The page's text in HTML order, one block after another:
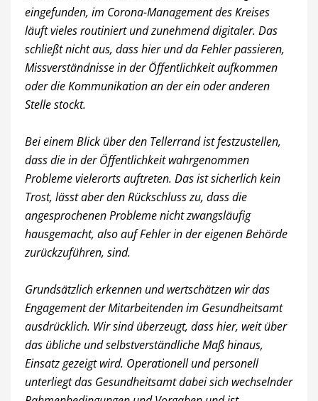
eingefunden, im Corona-Management des Kreises
läuft vieles routiniert und zunehmend digitaler. Das
schließt nicht aus, dass hier und da Fehler passieren,
Missverständnisse in der Öffentlichkeit aufkommen
oder die Kommunikation an der ein oder anderen
Stelle stockt.
Bei einem Blick über den Tellerrand ist festzustellen,
dass die in der Öffentlichkeit wahrgenommen
Probleme vielerorts auftreten. Das ist sicherlich kein
Trost, lässt aber den Rückschluss zu, dass die
angesprochenen Probleme nicht zwangsläufig
hausgemacht, also auf Fehler in der eigenen Behörde
zurückzuführen, sind.
Grundsätzlich erkennen und wertschätzen wir das
Engagement der Mitarbeitenden im Gesundheitsamt
ausdrücklich. Wir sind überzeugt, dass hier, weit über
das übliche und selbstverständliche Maß hinaus,
Einsatz gezeigt wird. Operationell und personell
unterliegt das Gesundheitsamt dabei sich wechselnder